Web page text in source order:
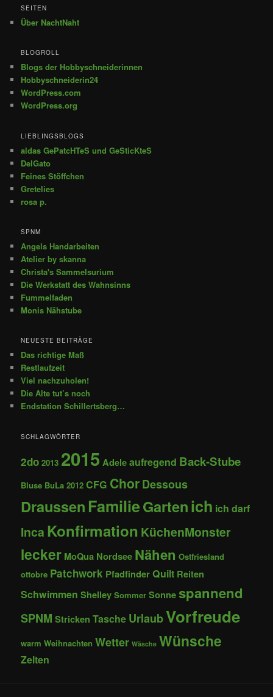
SEITEN
Über NachtNaht
BLOGROLL
Blogs der Hobbyschneiderinnen
Hobbyschneiderin24
WordPress.com
WordPress.org
LIEBLINGSBLOGS
aldas GePatcHTeS und GeSticKteS
DelGato
Feines Stöffchen
Gretelies
rosa p.
SPNM
Angels Handarbeiten
Atelier by skanna
Christa's Sammelsurium
Die Werkstatt des Wahnsinns
Fummelfaden
Monis Nähstube
NEUESTE BEITRÄGE
Das richtige Maß
Restlaufzeit
Viel nachzuholen!
Die Alte tut’s noch
Endstation Schillertsberg…
SCHLAGWÖRTER
2do 2013 2015 Adeleaufregend Back-Stube
Bluse BuLa 2012 CFG ChorDessous
Draussen FamilieGartenich ich darf
Inca Konfirmation KüchenMonster
lecker MoQua Nordsee Nähen Ostfriesland
ottobre Patchwork PfadfinderQuilt Reiten
Schwimmen Shelley Sommer Sonnespannend
SPNM Stricken Tasche UrlaubVorfreude
warm Weihnachten Wetter Wäsche Wünsche
Zelten